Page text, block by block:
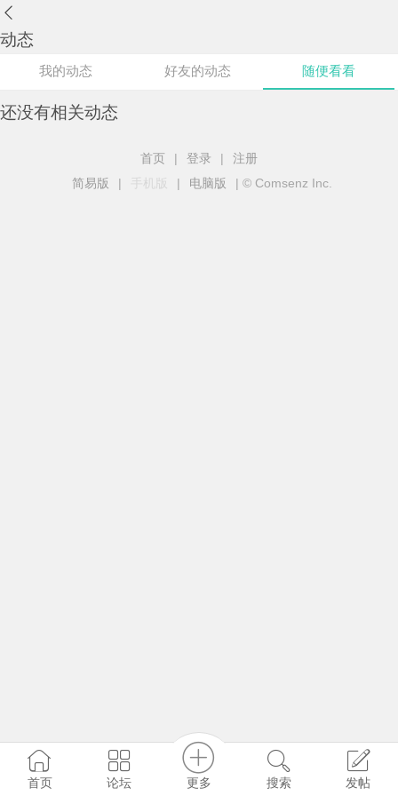
动态
我的动态 好友的动态 随便看看
还没有相关动态
首页 | 登录 |
注册
简易版
| 手机版 | 电脑版 | © Comsenz Inc.
首页 论坛 更多 搜索 发帖